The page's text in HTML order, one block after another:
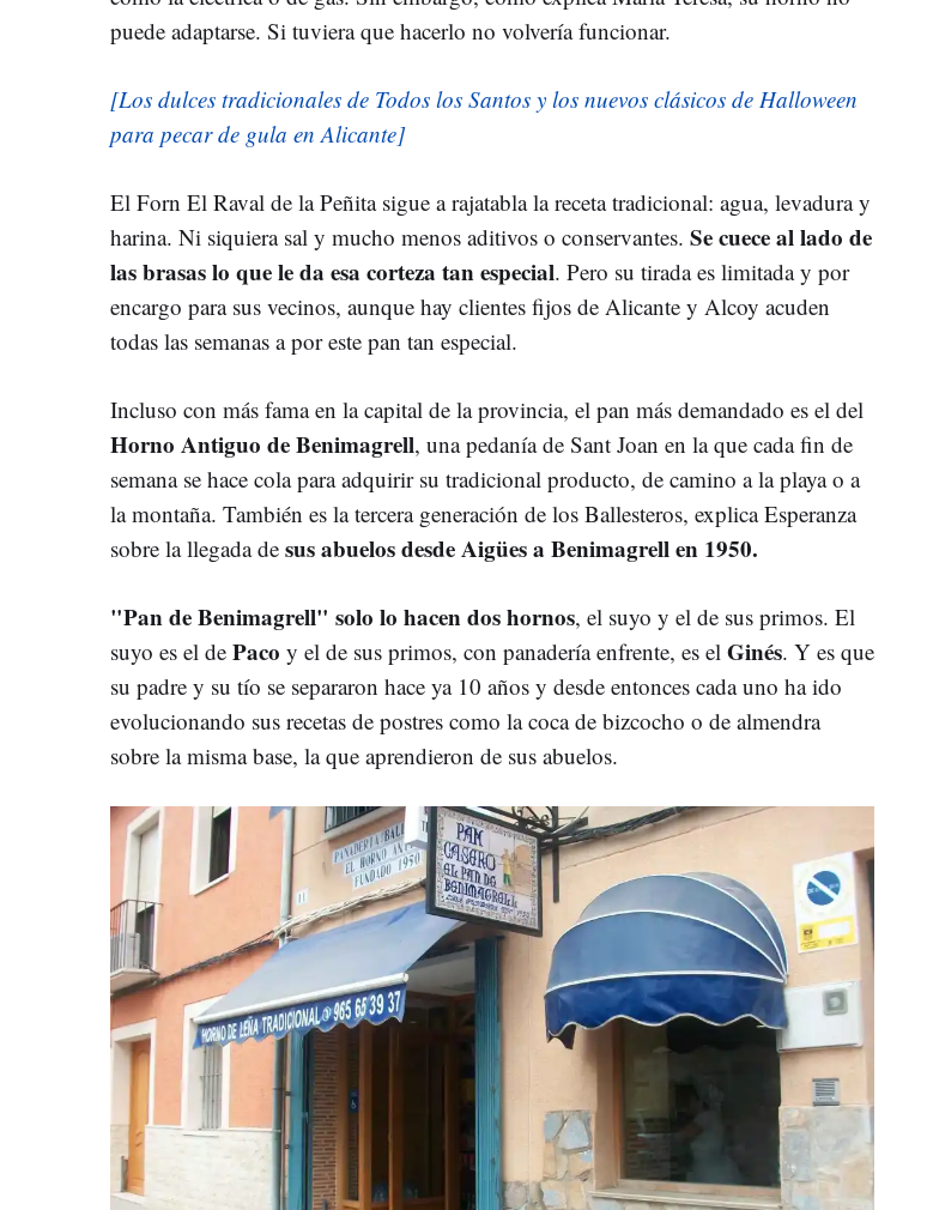
puede adaptarse. Si tuviera que hacerlo no volvería funcionar.
[Los dulces tradicionales de Todos los Santos y los nuevos clásicos de Halloween
para pecar de gula en Alicante]
El Forn El Raval de la Peñita sigue a rajatabla la receta tradicional: agua, levadura y
harina. Ni siquiera sal y mucho menos aditivos o conservantes. Se cuece al lado de
las brasas lo que le da esa corteza tan especial. Pero su tirada es limitada y por
encargo para sus vecinos, aunque hay clientes fijos de Alicante y Alcoy acuden
todas las semanas a por este pan tan especial.
Incluso con más fama en la capital de la provincia, el pan más demandado es el del
Horno Antiguo de Benimagrell, una pedanía de Sant Joan en la que cada fin de
semana se hace cola para adquirir su tradicional producto, de camino a la playa o a
la montaña. También es la tercera generación de los Ballesteros, explica Esperanza
sobre la llegada de sus abuelos desde Aigües a Benimagrell en 1950.
"Pan de Benimagrell" solo lo hacen dos hornos, el suyo y el de sus primos. El
suyo es el de Paco y el de sus primos, con panadería enfrente, es el Ginés. Y es que
su padre y su tío se separaron hace ya 10 años y desde entonces cada uno ha ido
evolucionando sus recetas de postres como la coca de bizcocho o de almendra
sobre la misma base, la que aprendieron de sus abuelos.